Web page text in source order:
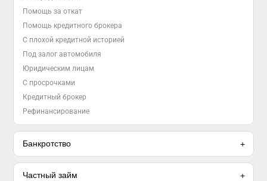
Помощь за откат
Помощь кредитного брокера
С плохой кредитной историей
Под залог автомобиля
Юридическим лицам
С просрочками
Кредитный брокер
Рефинансирование
Банкротство
Частный займ